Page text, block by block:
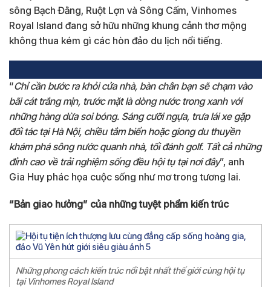
sông Bạch Đằng, Ruột Lợn và Sông Cấm, Vinhomes
Royal Island đang sở hữu những khung cảnh thơ mộng
không thua kém gì các hòn đảo du lịch nổi tiếng.
“Chỉ cần bước ra khỏi cửa nhà, bàn chân bạn sẽ chạm vào
bãi cát trắng mịn, trước mặt là dòng nước trong xanh với
những hàng dừa soi bóng. Sáng cưỡi ngựa, trưa lái xe gặp
đối tác tại Hà Nội, chiều tắm biển hoặc giong du thuyền
khám phá sông nước quanh nhà, tối đánh golf. Tất cả những
đỉnh cao về trải nghiệm sống đều hội tụ tại nơi đây”, anh
Gia Huy phác họa cuộc sống như mơ trong tương lai.
“Bản giao hưởng” của những tuyệt phẩm kiến trúc
Những phong cách kiến trúc nổi bật nhất thế giới cùng hội tụ
tại Vinhomes Royal Island